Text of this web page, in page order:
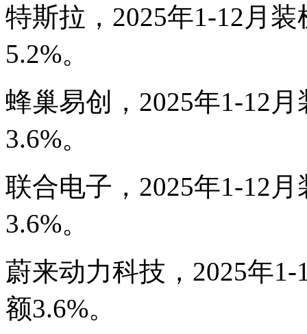
特斯拉，2025年1-12月
5.2%。
蜂巢易创，2025年1-12
3.6%。
联合电子，2025年1-12
3.6%。
蔚来动力科技，2025年
额3.6%。